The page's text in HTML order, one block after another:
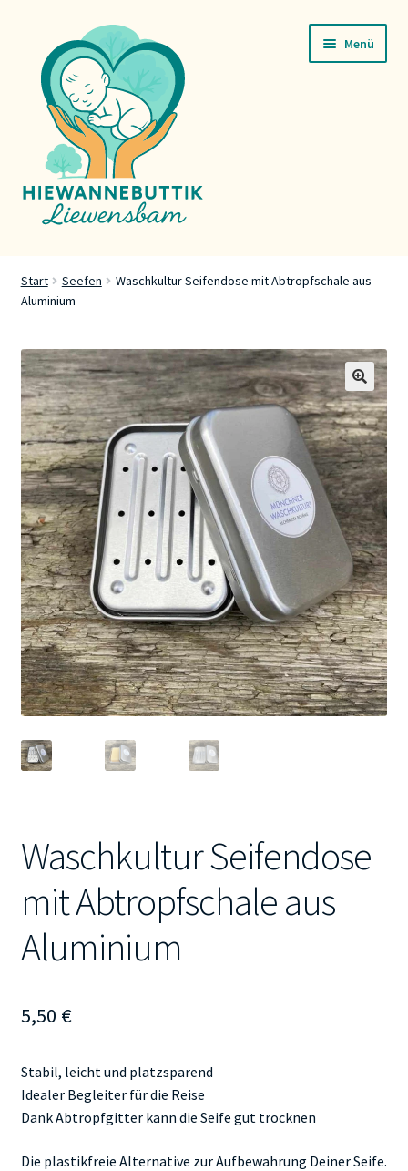
Navigation
springen
Inhalt
springen
Menü
Servicer
Buttik
Press
Kontakt
Start Seefen
Waschkultur Seifendose mit Abtropfschale aus
Aluminium
🔍
Waschkultur Seifendose
mit Abtropfschale aus
Aluminium
5,50 €
Stabil, leicht und platzsparend
Idealer Begleiter für die Reise
Dank Abtropfgitter kann die Seife gut trocknen
Die plastikfreie Alternative zur Aufbewahrung Deiner Seife.